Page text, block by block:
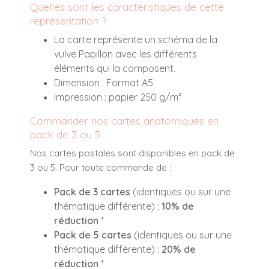
Quelles sont les caractéristiques de cette
représentation ?
La carte représente un schéma de la
vulve Papillon avec les différents
éléments qui la composent.
Dimension : Format A5
Impression : papier 250 g/m²
Commander nos cartes anatomiques en
pack de 3 ou 5
Nos cartes postales sont disponibles en pack de
3 ou 5. Pour toute commande de :
Pack de 3 cartes (identiques ou sur une
thématique différente) : 10% de
réduction *
Pack de 5 cartes (identiques ou sur une
thématique différente) : 20% de
réduction *